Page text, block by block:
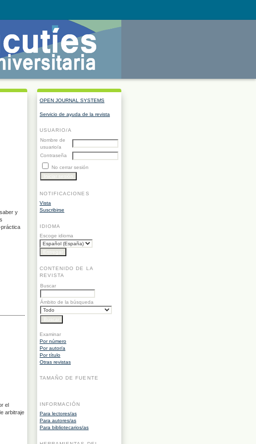
OPEN JOURNAL SYSTEMS
Servicio de ayuda de la revista
USUARIO/A
Nombre de
usuario/a
Contraseña
No cerrar sesión
NOTIFICACIONES
Vista
Suscribirse
IDIOMA
Escoge idioma
CONTENIDO DE LA
REVISTA
Buscar
Ámbito de la búsqueda
Examinar
Por número
Por autor/a
Por título
Otras revistas
TAMAÑO DE FUENTE
INFORMACIÓN
Para lectores/as
Para autores/as
Para bibliotecarios/as
y
práctica
el
arbitraje